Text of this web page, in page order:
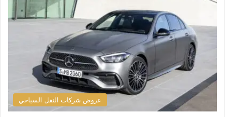
عروض شركات النقل السياحي